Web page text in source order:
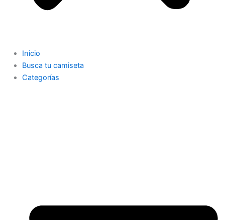
Inicio
Busca tu camiseta
Categorías